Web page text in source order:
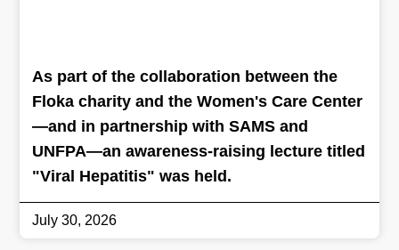
As part of the collaboration between the
Floka charity and the Women's Care Center
—and in partnership with SAMS and
UNFPA—an awareness-raising lecture titled
"Viral Hepatitis" was held.
July 30, 2026